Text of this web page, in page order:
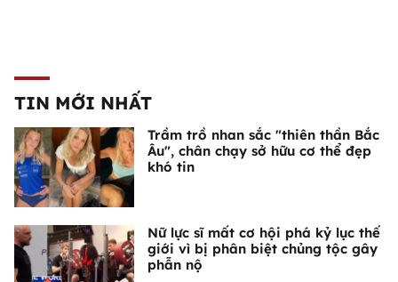
TIN MỚI NHẤT
Trầm trồ nhan sắc "thiên thần Bắc
Âu", chân chạy sở hữu cơ thể đẹp
khó tin
Nữ lực sĩ mất cơ hội phá kỷ lục thế
giới vì bị phân biệt chủng tộc gây
phẫn nộ